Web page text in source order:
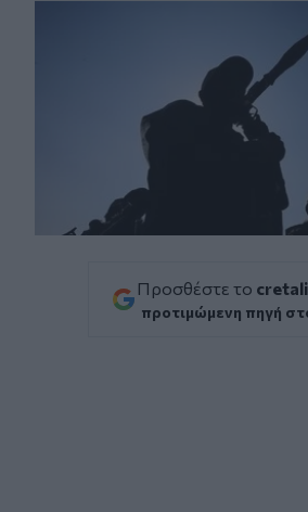
Προσθέστε το
προτιμώμενη πηγή